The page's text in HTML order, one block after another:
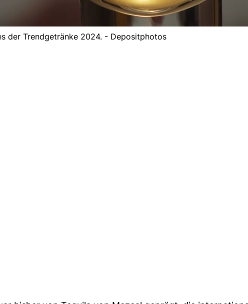
der Trendgetränke 2024. - Depositphotos